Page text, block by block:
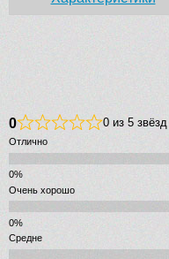
0 0 из 5
Отлично
Очень хорошо
Средне